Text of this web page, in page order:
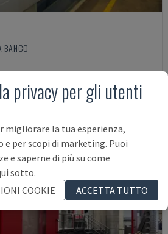
BANCO
295.000 €
privacy per gli utenti
migliorare la tua esperienza,
per scopi di marketing. Puoi
e saperne di più su come
sotto.
COOKIE
ACCETTA TUTTO